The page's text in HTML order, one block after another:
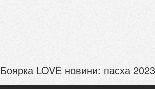
Боярка LOVE новини: пасха 2023